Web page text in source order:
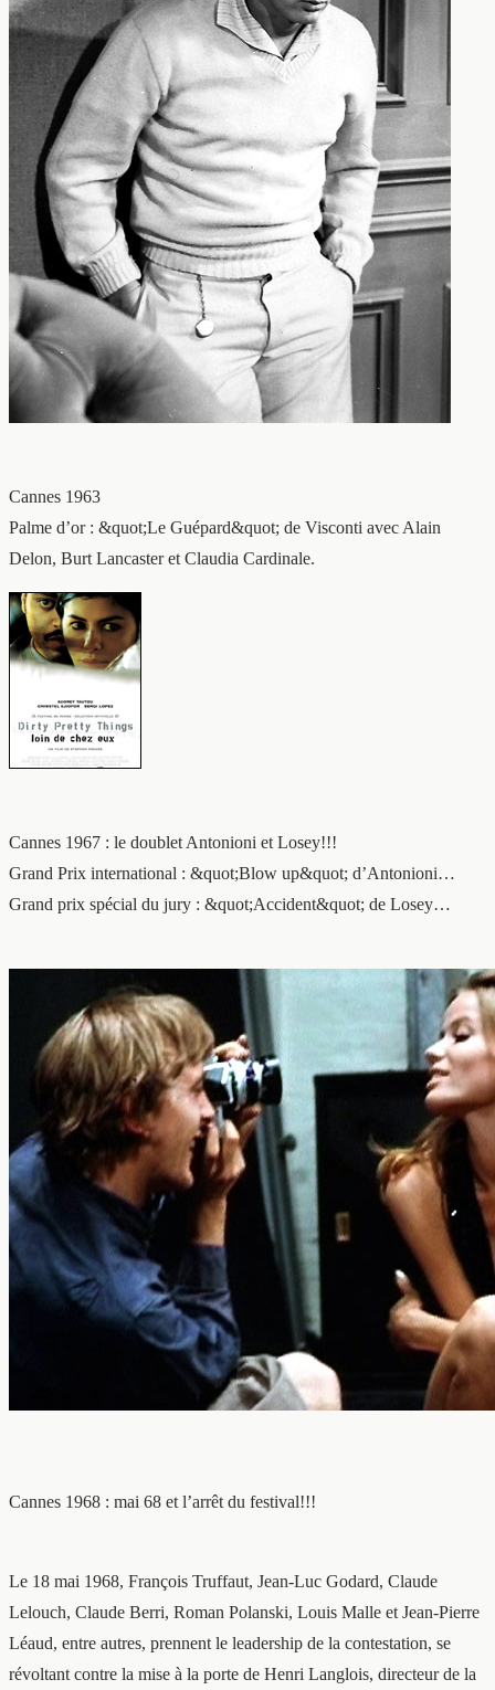
Cannes 1963
Palme d’or : &quot;Le Guépard&quot; de Visconti avec Alain
Delon, Burt Lancaster et Claudia Cardinale.
Cannes 1967 : le doublet Antonioni et Losey!!!
Grand Prix international : &quot;Blow up&quot; d’Antonioni…
Grand prix spécial du jury : &quot;Accident&quot; de Losey…
Cannes 1968 : mai 68 et l’arrêt du festival!!!
Le 18 mai 1968, François Truffaut, Jean-Luc Godard, Claude
Lelouch, Claude Berri, Roman Polanski, Louis Malle et Jean-Pierre
Léaud, entre autres, prennent le leadership de la contestation, se
révoltant contre la mise à la porte de Henri Langlois, directeur de la